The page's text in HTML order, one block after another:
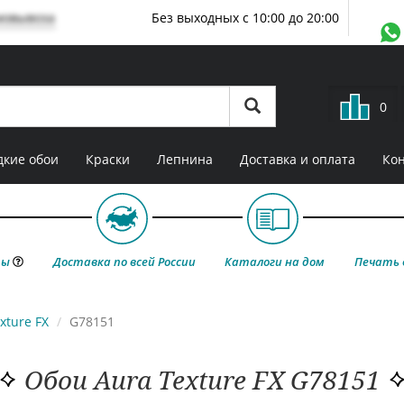
Без выходных с 10:00 до 20:00
0
обои Краски Лепнина Доставка и оплата
Доставка по всей России Каталоги на дом Печать
FX G78151
Обои Aura Texture FX G78151